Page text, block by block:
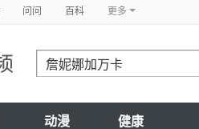
问问 百科 更多
动漫 健康